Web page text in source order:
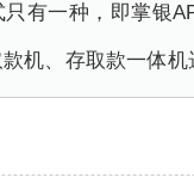
有一种，即掌银
机、存取款一体